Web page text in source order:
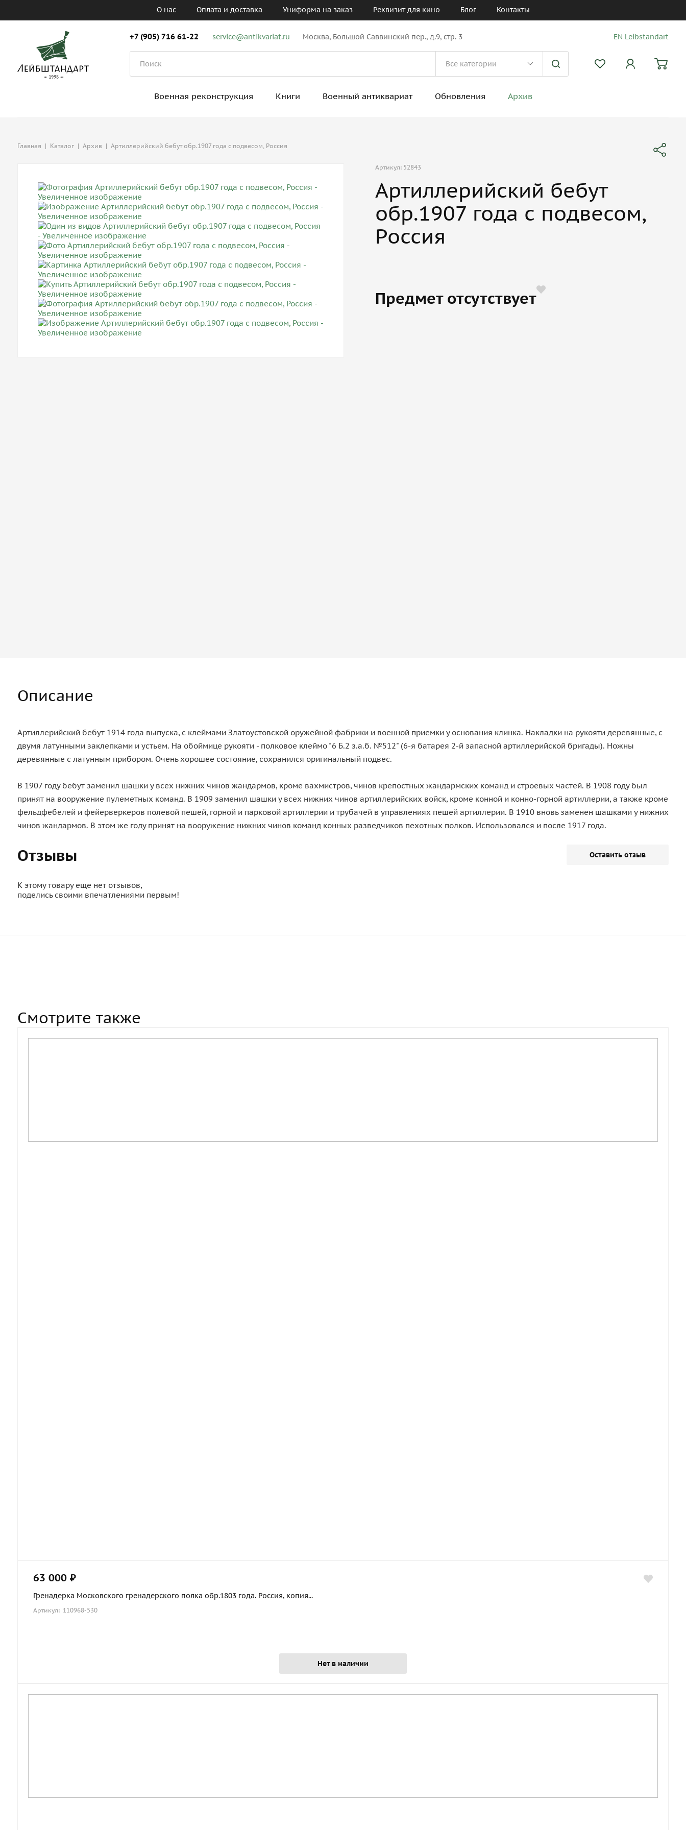
О нас Оплата и доставка Униформа на заказ Реквизит для кино Блог Контакты
+7 (905) 716 61-22 service@antikvariat.ru Москва, Большой Саввинский пер., д.9, стр. 3 EN Leibstandart
Военная реконструкция Книги Военный антиквариат Обновления Архив
Главная | Каталог | Архив | Артиллерийский бебут обр.1907 года с подвесом, Россия
Артикул: 52843
Артиллерийский бебут
обр.1907 года с подвесом,
Россия
Предмет отсутствует
Описание
Артиллерийский бебут 1914 года выпуска, с клеймами Златоустовской оружейной фабрики и военной приемки у основания клинка. Накладки на рукояти деревянные, с
двумя латунными заклепками и устьем. На обоймице рукояти - полковое клеймо "6 Б.2 з.а.б. №512" (6-я батарея 2-й запасной артиллерийской бригады). Ножны
деревянные с латунным прибором. Очень хорошее состояние, сохранился оригинальный подвес.
В 1907 году бебут заменил шашки у всех нижних чинов жандармов, кроме вахмистров, чинов крепостных жандармских команд и строевых частей. В 1908 году был
принят на вооружение пулеметных команд. В 1909 заменил шашки у всех нижних чинов артиллерийских войск, кроме конной и конно-горной артиллерии, а также кроме
фельдфебелей и фейерверкеров полевой пешей, горной и парковой артиллерии и трубачей в управлениях пешей артиллерии. В 1910 вновь заменен шашками у нижних
чинов жандармов. В этом же году принят на вооружение нижних чинов команд конных разведчиков пехотных полков. Использовался и после 1917 года.
Отзывы Оставить отзыв
К этому товару еще нет отзывов,
поделись своими впечатлениями первым!
Смотрите также
63 000 ₽
Гренадерка Московского гренадерского полка обр.1803 года. Россия, копия...
Артикул: 110968-530
Нет в наличии